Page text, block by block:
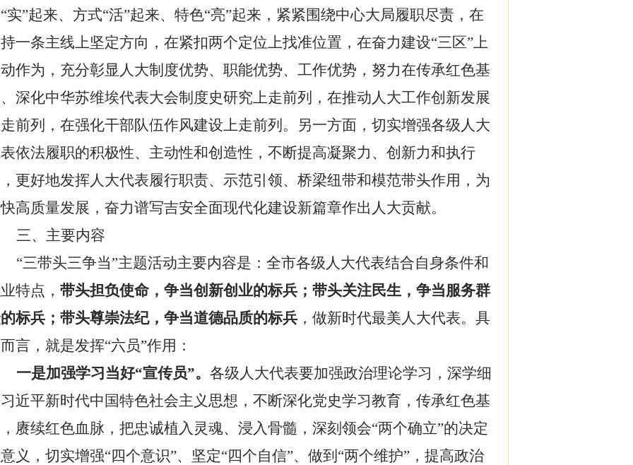
实”起来、方式“活”起来、特色“亮”起来，紧紧围绕中心大局履职尽责，在
一条主线上坚定方向，在紧扣两个定位上找准位置，在奋力建设“三区”上
作为，充分彰显人大制度优势、职能优势、工作优势， 努力在传承红色基
深化中华苏维埃代表大会制度史研究上走前列，在推动人大工作创新发展
前列，在强化干部队伍作风建设上走前列。
另一方面，切实增强各级人大
依法履职的积极性、主动性和创造性 ，不断提高凝聚力、创新力和执行
更好地发挥人大代表履行职责、示范引领、桥梁纽带和模范带头作用，为
高质量发展，奋力谱写吉安全面现代化建设新篇章作出人大贡献。
三、主要内容
“三带头三争当”主题活动主要内容是：全市各级人大代表结合自身条件和
特点，带头担负使命，争当创新创业的标兵；带头关注民生，争当服务群
标兵；带头尊崇法纪，争当道德品质的标兵 ，做新时代最美人大代表。具
言，就是发挥“六员”作用：
一是加强学习当好“宣传员”。各级人大代表要加强政治理论学习，深学细
近平新时代中国特色社会主义思想，不断深化党史学习教育，传承红色基
赓续红色血脉，把忠诚植入灵魂、浸入骨髓，深刻领会“两个确立”的决定
义，切实增强“四个意识”、坚定“四个自信”、做到“两个维护”，提高政治